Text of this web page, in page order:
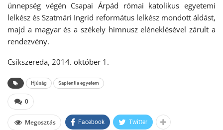
ünnepség végén Csapai Árpád római katolikus egyetemi
lelkész és Szatmári Ingrid református lelkész mondott áldást,
majd a magyar és a székely himnusz eléneklésével zárult a
rendezvény.
Csíkszereda, 2014. október 1.
Ifjúság Sapientia egyetem
0
Megosztás Facebook Twitter